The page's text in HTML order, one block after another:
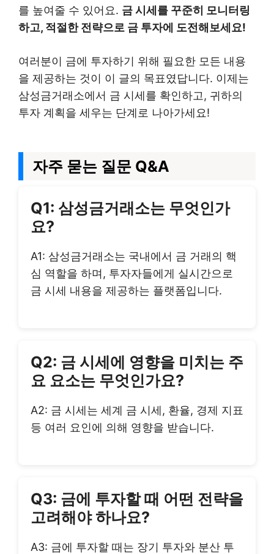
를 높여줄 수 있어요. 금 시세를 꾸준히 모니터링
하고, 적절한 전략으로 금 투자에 도전해보세요!
여러분이 금에 투자하기 위해 필요한 모든 내용
을 제공하는 것이 이 글의 목표였답니다. 이제는
삼성금거래소에서 금 시세를 확인하고, 귀하의
투자 계획을 세우는 단계로 나아가세요!
자주 묻는 질문 Q&A
Q1: 삼성금거래소는 무엇인가
요?
A1: 삼성금거래소는 국내에서 금 거래의 핵
심 역할을 하며, 투자자들에게 실시간으로
금 시세 내용을 제공하는 플랫폼입니다.
Q2: 금 시세에 영향을 미치는 주
요 요소는 무엇인가요?
A2: 금 시세는 세계 금 시세, 환율, 경제 지표
등 여러 요인에 의해 영향을 받습니다.
Q3: 금에 투자할 때 어떤 전략을
고려해야 하나요?
A3: 금에 투자할 때는 장기 투자와 분산 투